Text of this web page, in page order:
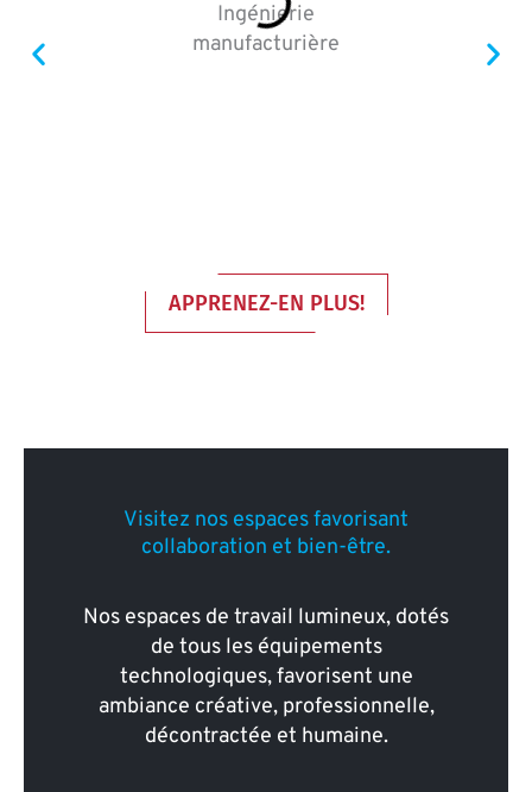
Ingénierie
manufacturière
APPRENEZ-EN PLUS!
Visitez nos espaces favorisant
collaboration et bien-être.
Nos espaces de travail lumineux, dotés
de tous les équipements
technologiques, favorisent une
ambiance créative, professionnelle,
décontractée et humaine.